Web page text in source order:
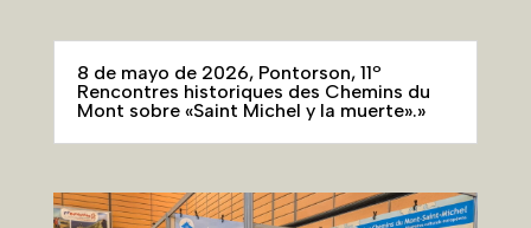
8 de mayo de 2026, Pontorson, 11º
Rencontres historiques des Chemins du
Mont sobre «Saint Michel y la muerte».»